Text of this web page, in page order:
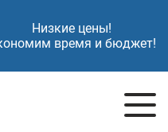
Низкие цены!
время и бюджет!